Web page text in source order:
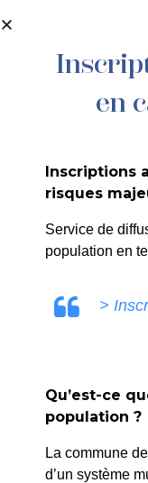
principal
en
Inscriptions
risques
Service de
population en
>
Qu’est-ce
population ?
La commune
d’un système